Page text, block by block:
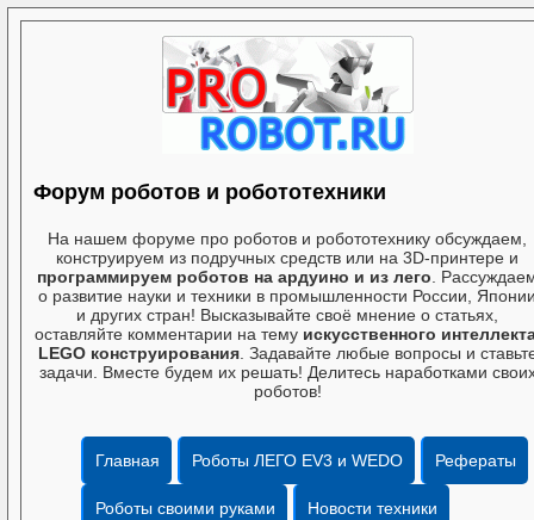
Форум роботов и робототехники
На нашем форуме про роботов и робототехнику обсуждаем,
конструируем из подручных средств или на 3D-принтере и
программируем роботов на ардуино и из лего .
о развитие науки и техники в промышленности России,
и других стран! Высказывайте своё мнение о статьях,
оставляйте комментарии на тему искусственного
LEGO конструирования. Задавайте любые вопросы и
задачи. Вместе будем их решать! Делитесь наработками
роботов!
Главная Роботы ЛЕГО EV3 и WEDO Рефераты
Роботы своими руками Новости техники